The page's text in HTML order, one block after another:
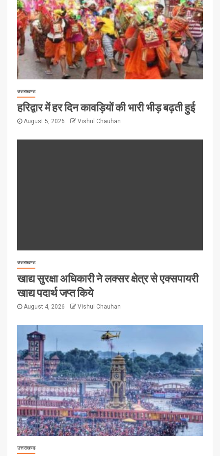
उत्तराखण्ड
हरिद्वार में हर दिन कावड़ियों की भारी भीड़ बढ़ती हुई
August 5, 2026 Vishul Chauhan
उत्तराखण्ड
खाद्य सुरक्षा अधिकारी ने लक्सर क्षेत्र से एक्सपायरी
खाद्य पदार्थ जप्त किये
August 4, 2026 Vishul Chauhan
उत्तराखण्ड